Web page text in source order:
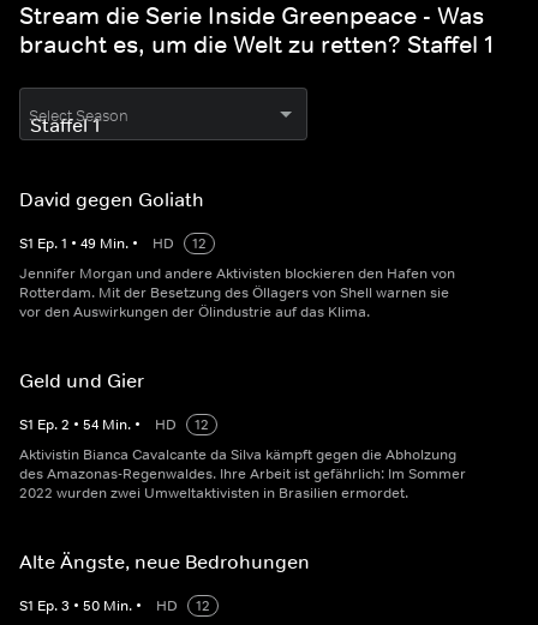
Stream die Serie Inside Greenpeace - Was
braucht es, um die Welt zu retten? Staffel 1
Select Season
David gegen Goliath
S1 Ep.1 • 49 Min. • HD
12
Jennifer Morgan und andere Aktivisten blockieren den Hafen von
Rotterdam. Mit der Besetzung des Öllagers von Shell warnen sie
vor den Auswirkungen der Ölindustrie auf das Klima.
Geld und Gier
S1 Ep.2 • 54 Min. • HD
12
Aktivistin Bianca Cavalcante da Silva kämpft gegen die Abholzung
des Amazonas-Regenwaldes. Ihre Arbeit ist gefährlich: Im Sommer
2022 wurden zwei Umweltaktivisten in Brasilien ermordet.
Alte Ängste, neue Bedrohungen
S1 Ep.3 • 50 Min. • HD
12